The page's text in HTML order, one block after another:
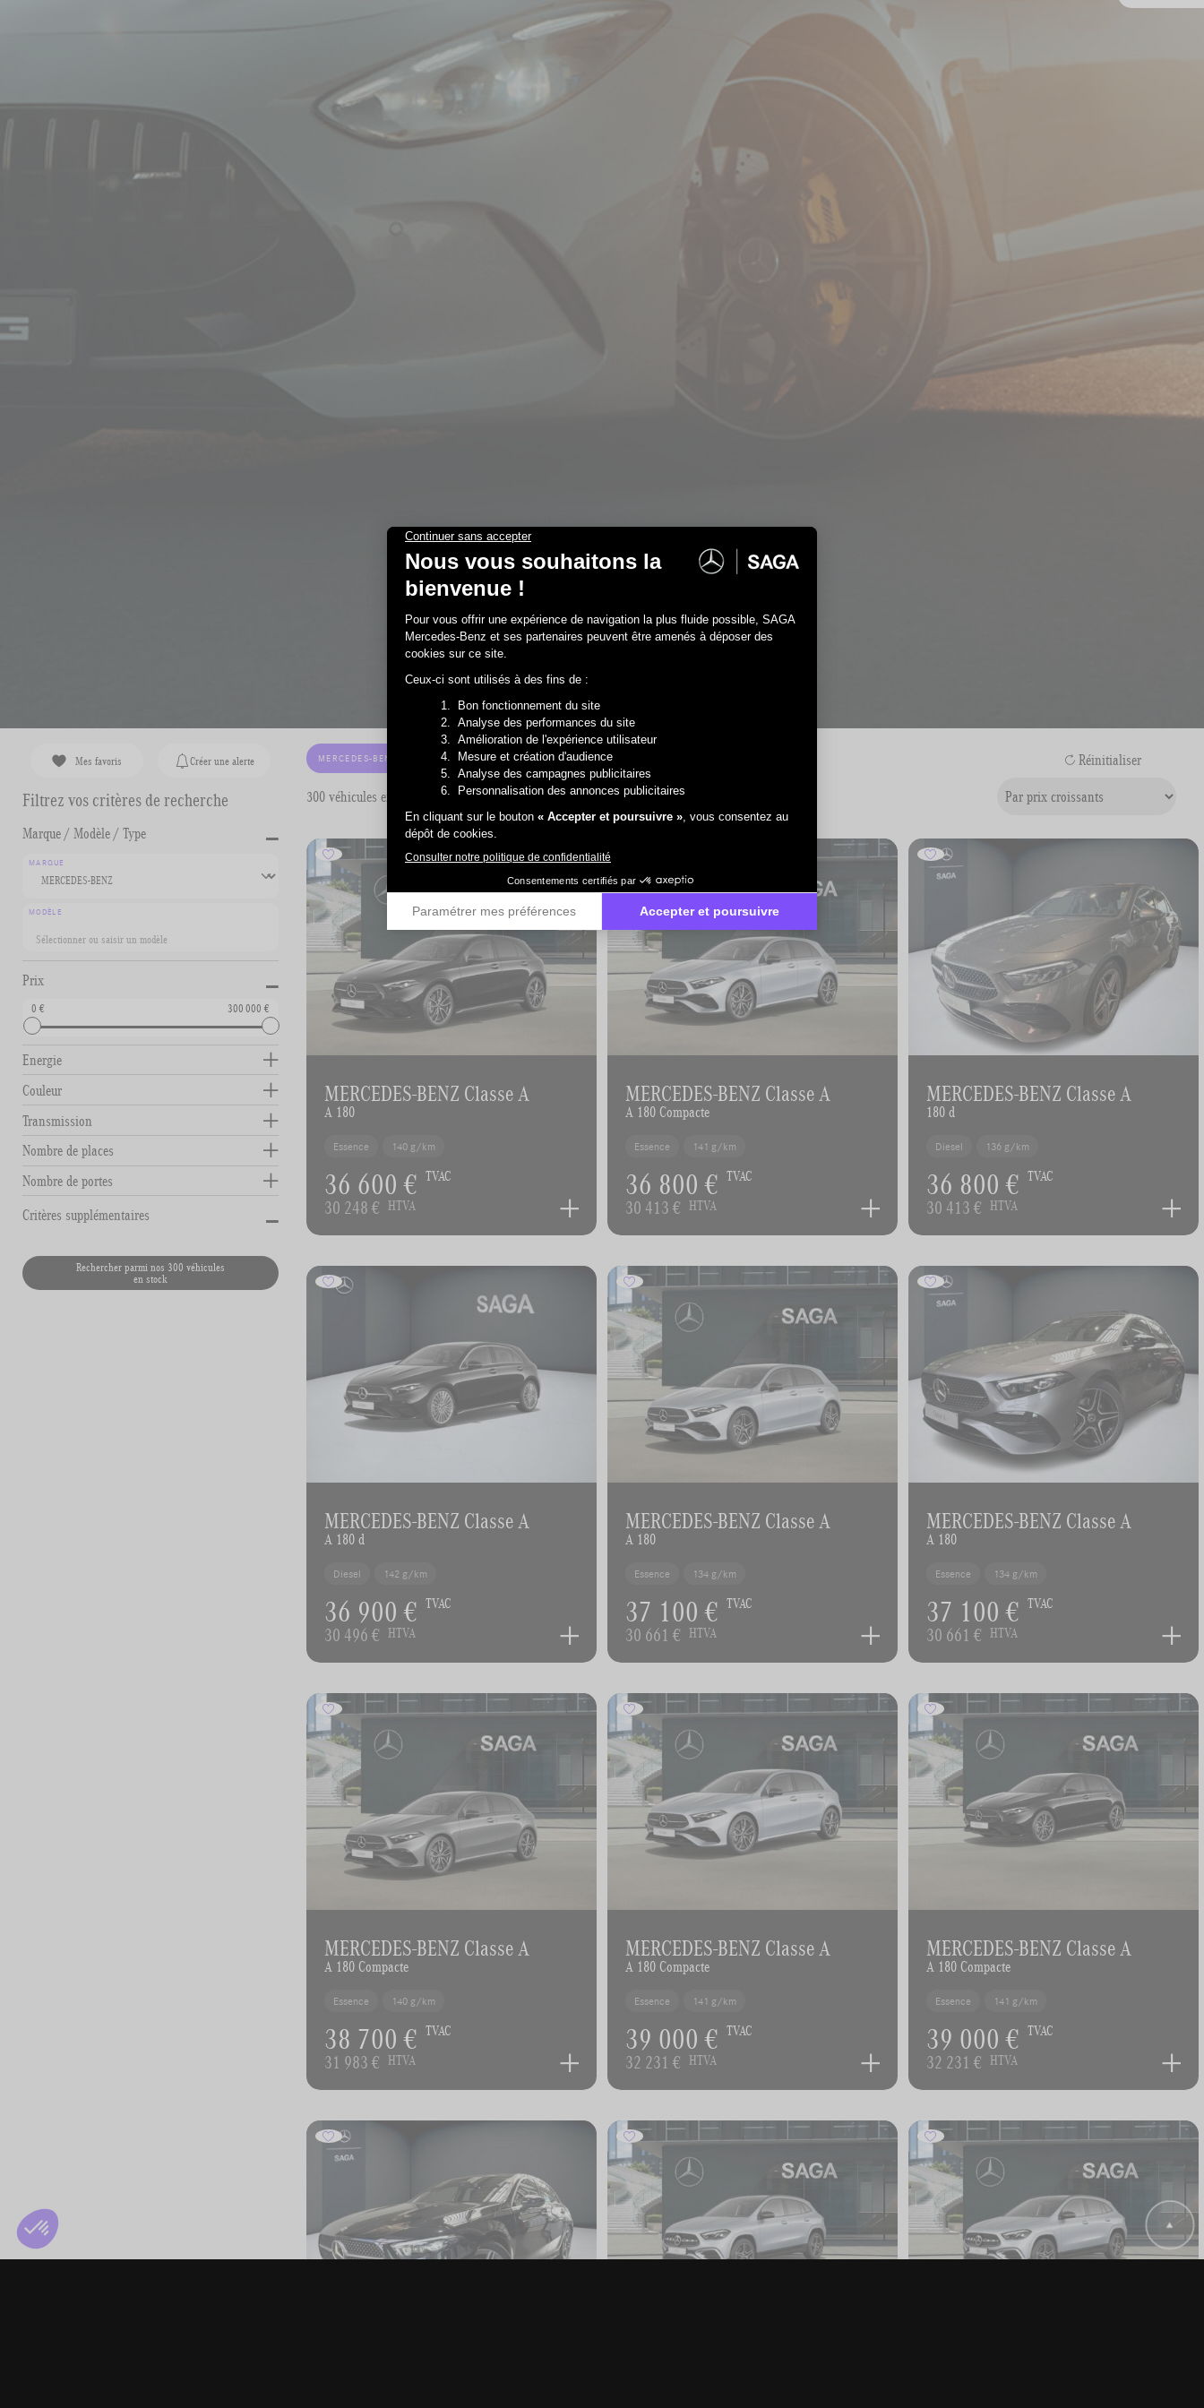
Mes favoris Créer une alerte
Filtrez vos critères de recherche
Marque / Modèle / Type -
MARQUE
MODÈLE
Prix -
0 300 000
Energie
Couleur
Transmission
Nombre de places
Nombre de portes
Critères supplémentaires
-
Rechercher parmi nos 300 véhicules
en stock
MERCEDES-BENZ
Réinitialiser
300 véhicules en stock correspondent à votre recherche
MERCEDES-BENZ Classe A
A 180
Essence 140 g/km
36 600 € TVAC
30 248 € HTVA
MERCEDES-BENZ Classe A
A 180 Compacte
Essence 141 g/km
36 800 € TVAC
30 413 € HTVA
MERCEDES-BENZ Classe A
180 d
Diesel 136 g/km
36 800 € TVAC
30 413 € HTVA
MERCEDES-BENZ Classe A
A 180 d
Diesel 142 g/km
36 900 € TVAC
30 496 € HTVA
MERCEDES-BENZ Classe A
A 180
Essence 134 g/km
37 100 € TVAC
30 661 € HTVA
MERCEDES-BENZ Classe A
A 180
Essence 134 g/km
37 100 € TVAC
30 661 € HTVA
MERCEDES-BENZ Classe A
A 180 Compacte
Essence 140 g/km
38 700 € TVAC
31 983 € HTVA
MERCEDES-BENZ Classe A
A 180 Compacte
Essence 141 g/km
39 000 € TVAC
32 231 € HTVA
MERCEDES-BENZ Classe A
A 180 Compacte
Essence 141 g/km
39 000 € TVAC
32 231 € HTVA